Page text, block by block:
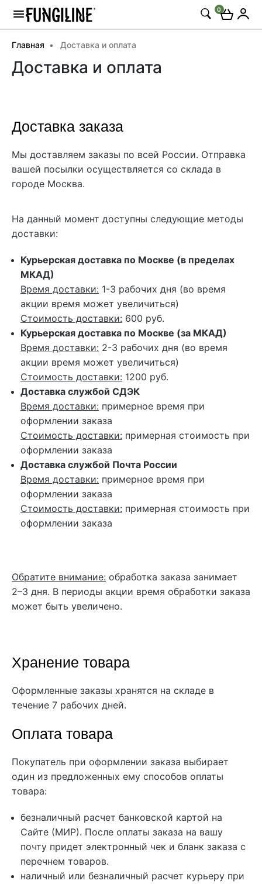
0
Главная Доставка и оплата
Доставка и оплата
Доставка заказа
Мы доставляем заказы по всей России. Отправка
вашей посылки осуществляется со склада в
городе Москва.
На данный момент доступны следующие методы
доставки:
Курьерская доставка по Москве (в пределах
МКАД)
Время доставки: 1-3 рабочих дня (во время
акции время может увеличиться)
Стоимость доставки: 600 руб.
Курьерская доставка по Москве (за МКАД)
Время доставки: 2-3 рабочих дня (во время
акции время может увеличиться)
Стоимость доставки: 1200 руб.
Доставка службой СДЭК
Время доставки: примерное время при
оформлении заказа
Стоимость доставки: примерная стоимость при
оформлении заказа
Доставка службой Почта России
Время доставки: примерное время при
оформлении заказа
Стоимость доставки: примерная стоимость при
оформлении заказа
Обратите внимание: обработка заказа занимает
2–3 дня. В периоды акции время обработки заказа
может быть увеличено.
Хранение товара
Оформленные заказы хранятся на складе в
течение 7 рабочих дней.
Оплата товара
Покупатель при оформлении заказа выбирает
один из предложенных ему способов оплаты
товара:
безналичный расчет банковской картой на
Сайте (МИР). После оплаты заказа на вашу
почту придет электронный чек и бланк заказа с
перечнем товаров.
наличный или безналичный расчет курьеру при